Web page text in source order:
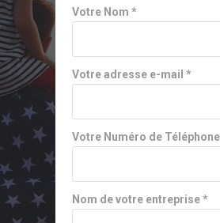
Votre Nom *
Votre adresse e-mail *
Votre Numéro de
Nom de votre entreprise *